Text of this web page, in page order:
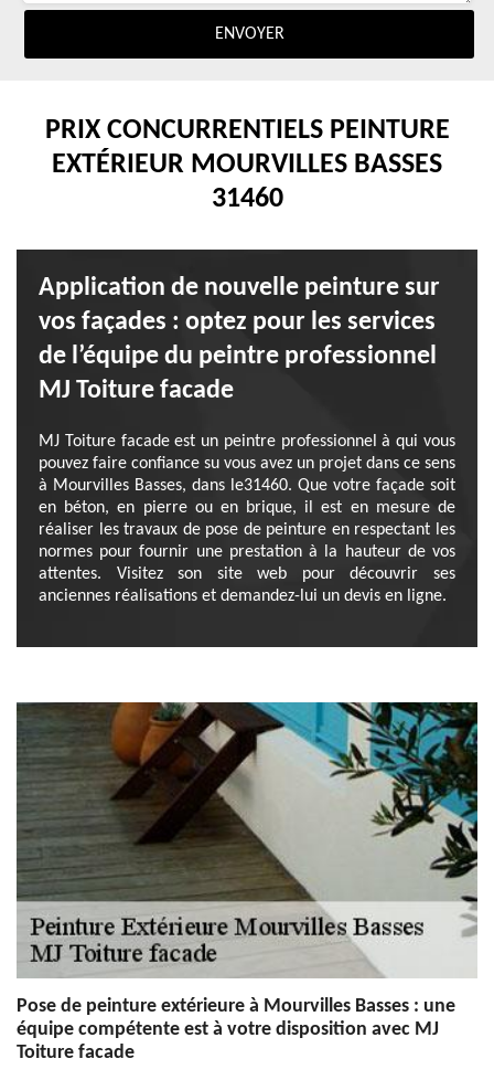
PRIX CONCURRENTIELS PEINTURE
EXTÉRIEUR MOURVILLES BASSES
31460
Application de nouvelle peinture sur
vos façades : optez pour les services
de l’équipe du peintre professionnel
MJ Toiture facade
MJ Toiture facade est un peintre professionnel à qui vous
pouvez faire confiance su vous avez un projet dans ce sens
à Mourvilles Basses, dans le31460. Que votre façade soit
en béton, en pierre ou en brique, il est en mesure de
réaliser les travaux de pose de peinture en respectant les
normes pour fournir une prestation à la hauteur de vos
attentes. Visitez son site web pour découvrir ses
anciennes réalisations et demandez-lui un devis en ligne.
Pose de peinture extérieure à Mourvilles Basses : une
équipe compétente est à votre disposition avec MJ
Toiture facade